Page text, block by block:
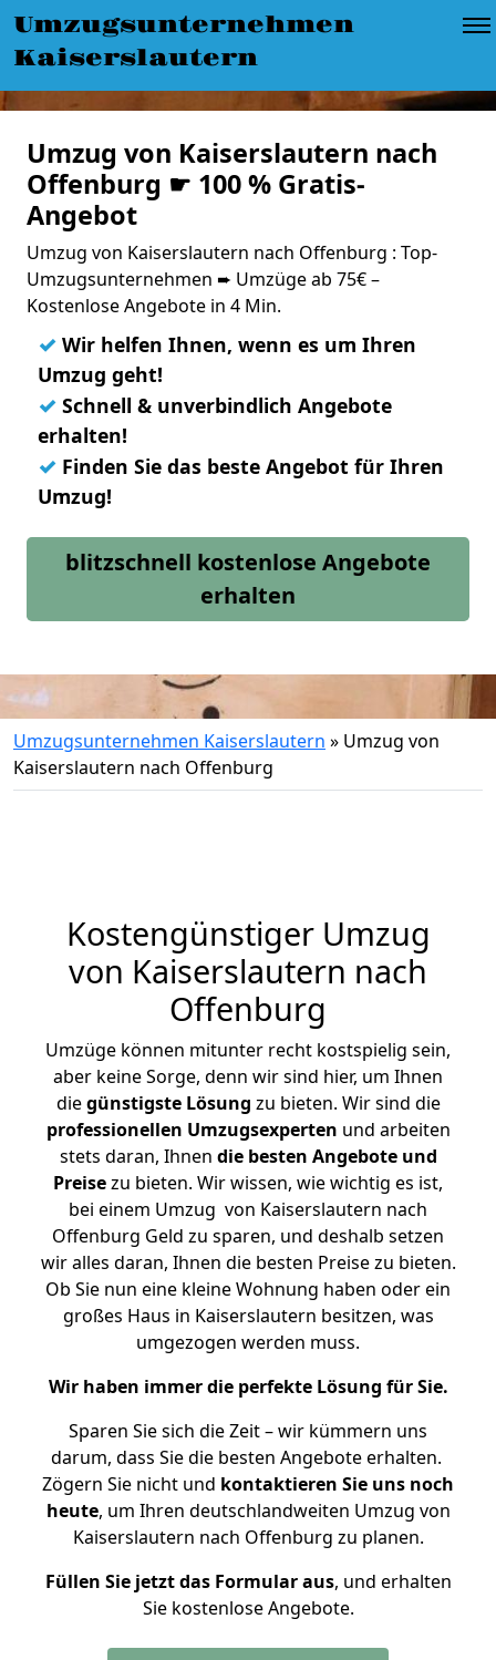
Umzugsunternehmen
Kaiserslautern
Umzug von Kaiserslautern nach
Offenburg ☛ 100 % Gratis-
Angebot
Umzug von Kaiserslautern nach Offenburg : Top-
Umzugsunternehmen ➨ Umzüge ab 75€ –
Kostenlose Angebote in 4 Min.
✓ Wir helfen Ihnen, wenn es um Ihren
Umzug geht!
✓ Schnell & unverbindlich Angebote
erhalten!
✓ Finden Sie das beste Angebot für Ihren
Umzug!
blitzschnell kostenlose Angebote
erhalten
Umzugsunternehmen Kaiserslautern » Umzug von
Kaiserslautern nach Offenburg
Kostengünstiger Umzug
von Kaiserslautern nach
Offenburg
Umzüge können mitunter recht kostspielig sein,
aber keine Sorge, denn wir sind hier, um Ihnen
diegünstigste Lösung zu bieten. Wir sind die
professionellen Umzugsexperten und arbeiten
stets daran, Ihnen die besten Angebote und
Preisezu bieten. Wir wissen, wie wichtig es ist,
bei einem Umzug von Kaiserslautern nach
Offenburg Geld zu sparen, und deshalb setzen
wir alles daran, Ihnen die besten Preise zu bieten.
Ob Sie nun eine kleine Wohnung haben oder ein
großes Haus in Kaiserslautern besitzen, was
umgezogen werden muss.
Wir haben immer die perfekte Lösung für Sie.
Sparen Sie sich die Zeit – wir kümmern uns
darum, dass Sie die besten Angebote erhalten.
Zögern Sie nicht und kontaktieren Sie uns noch
heute, um Ihren deutschlandweiten Umzug von
Kaiserslautern nach Offenburg zu planen.
Füllen Sie jetzt das Formular aus, und erhalten
Sie kostenlose Angebote.